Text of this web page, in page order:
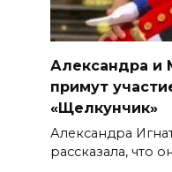
Александра и
примут
«Щелкунчик»
Александра
рассказала, что